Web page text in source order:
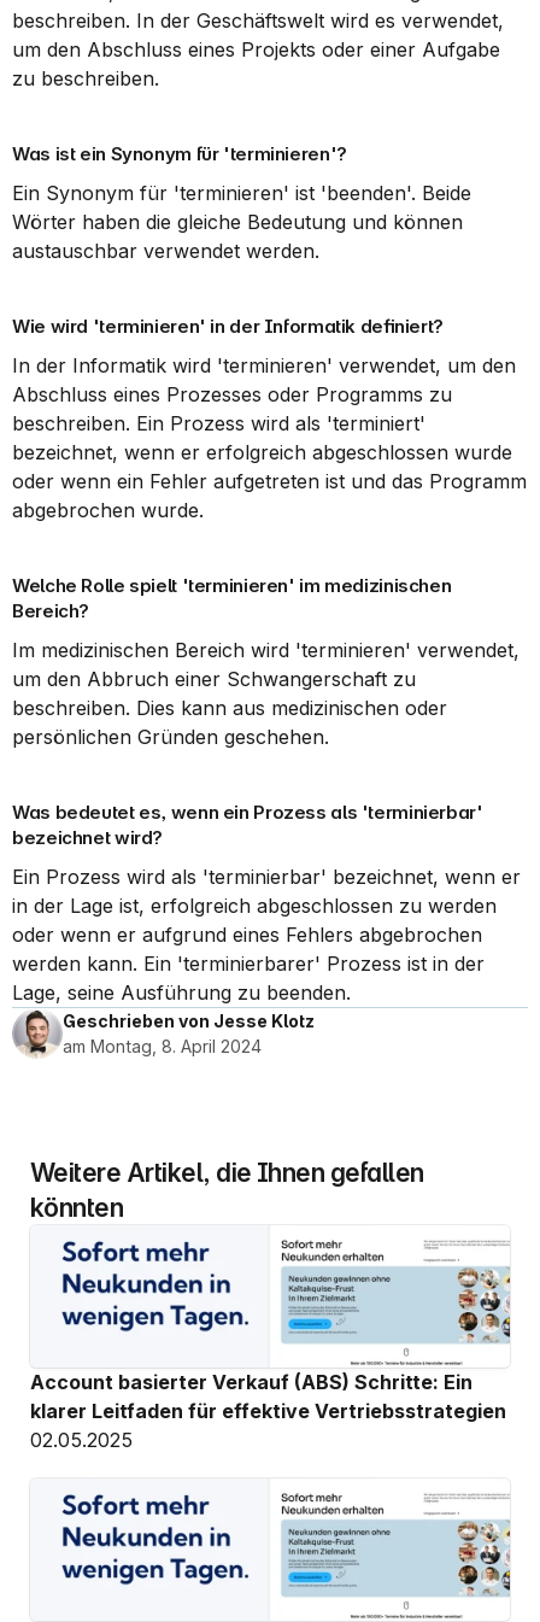
beschreiben. In der Geschäftswelt wird es verwendet,
um den Abschluss eines Projekts oder einer Aufgabe
zu beschreiben.
Was ist ein Synonym für 'terminieren'?
Ein Synonym für 'terminieren' ist 'beenden'. Beide
Wörter haben die gleiche Bedeutung und können
austauschbar verwendet werden.
Wie wird 'terminieren' in der Informatik definiert?
In der Informatik wird 'terminieren' verwendet, um den
Abschluss eines Prozesses oder Programms zu
beschreiben. Ein Prozess wird als 'terminiert'
bezeichnet, wenn er erfolgreich abgeschlossen wurde
oder wenn ein Fehler aufgetreten ist und das Programm
abgebrochen wurde.
Welche Rolle spielt 'terminieren' im medizinischen
Bereich?
Im medizinischen Bereich wird 'terminieren' verwendet,
um den Abbruch einer Schwangerschaft zu
beschreiben. Dies kann aus medizinischen oder
persönlichen Gründen geschehen.
Was bedeutet es, wenn ein Prozess als 'terminierbar'
bezeichnet wird?
Ein Prozess wird als 'terminierbar' bezeichnet, wenn er
in der Lage ist, erfolgreich abgeschlossen zu werden
oder wenn er aufgrund eines Fehlers abgebrochen
werden kann. Ein 'terminierbarer' Prozess ist in der
Lage, seine Ausführung zu beenden.
Geschrieben von Jesse Klotz
am Montag, 8. April 2024
Weitere Artikel, die Ihnen gefallen
könnten
Account basierter Verkauf (ABS) Schritte: Ein
klarer Leitfaden für effektive Vertriebsstrategien
02.05.2025